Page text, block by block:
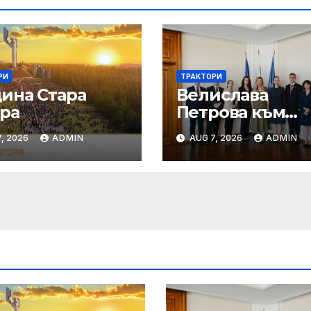
Стара
2026 ADMIN
ТРАКТОРИ
Велислава
Петрова към
младите
дипломати:
Бъдете смели,
AUG 7, 2026 ADMIN